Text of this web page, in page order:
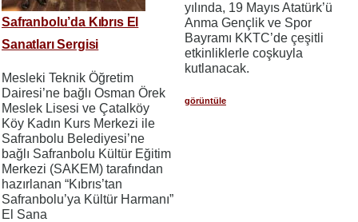
Safranbolu’da Kıbrıs El
Sanatları Sergisi
Mesleki Teknik Öğretim
Dairesi’ne bağlı Osman Örek
Meslek Lisesi ve Çatalköy
Köy Kadın Kurs Merkezi ile
Safranbolu Belediyesi’ne
bağlı Safranbolu Kültür Eğitim
Merkezi (SAKEM) tarafından
hazırlanan “Kıbrıs’tan
Safranbolu’ya Kültür Harmanı”
El Sana
yılında, 19 Mayıs Atatürk’ü
Anma Gençlik ve Spor
Bayramı KKTC’de çeşitli
etkinliklerle coşkuyla
kutlanacak.
görüntüle